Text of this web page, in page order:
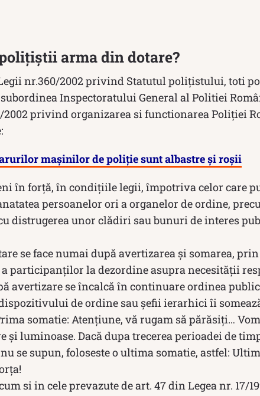
arma din dotare?
nr.360/2002 privind Statutul polițistului, toti
Inspectoratului General al Politiei
2002 privind organizarea si functionarea Poliției
mașinilor de poliție sunt albastre și roșii
în forță, în condițiile legii, împotriva celor care
persoanelor ori a organelor de ordine,
distrugerea unor clădiri sau bunuri de interes
se face numai după avertizarea și somarea, prin
participanților la dezordine asupra necesității
avertizare se încalcă în continuare ordinea
de ordine sau șefii ierarhici îi
somatie: Atențiune, vă rugam să părăsiți…
și luminoase. Dacă dupa trecerea perioadei de
se supun, foloseste o ultima somatie, astfel:
si in cele prevazute de art. 47 din Legea nr. 17/